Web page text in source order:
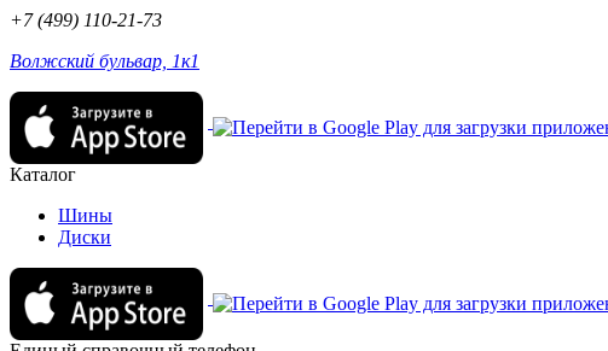
+7 (499) 110-21-73
Волжский бульвар, 1к1
Каталог
Шины
Диски